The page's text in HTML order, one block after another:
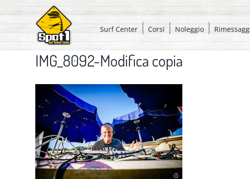
contenuto
Surf Center Corsi Noleggio
IMG_8092-Modifica copia